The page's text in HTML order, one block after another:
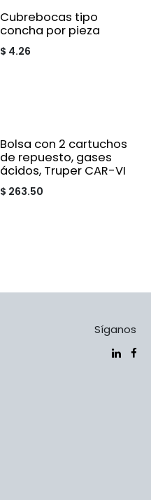
Cubrebocas tipo
concha por pieza
$ 4.26
Bolsa con 2 cartuchos
de repuesto, gases
ácidos, Truper CAR-VI
$ 263.50
Síganos